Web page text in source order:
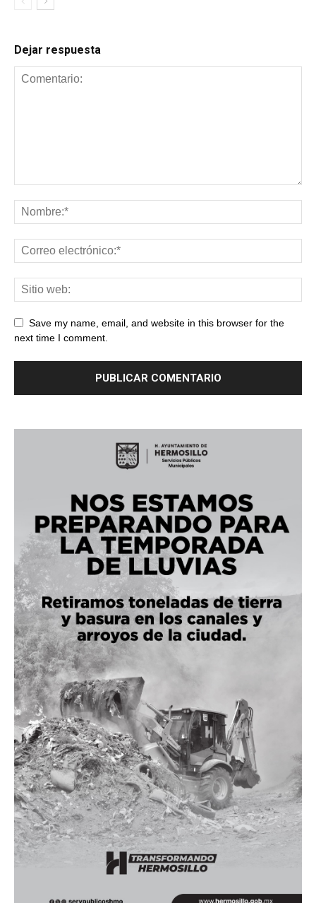
Dejar respuesta
Save my name, email, and website in this browser for the
next time I comment.